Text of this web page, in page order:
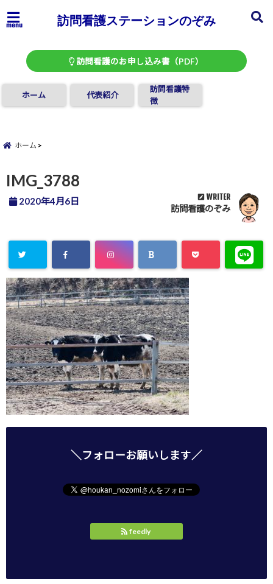
menu 訪問看護ステーションのぞみ
訪問看護のお申し込み書（PDF）
ホーム 代表紹介
訪問看護特
徴
ホーム
IMG_3788
2020年4月6日 WRITER
訪問看護のぞみ
＼フォローお願いします／
feedly